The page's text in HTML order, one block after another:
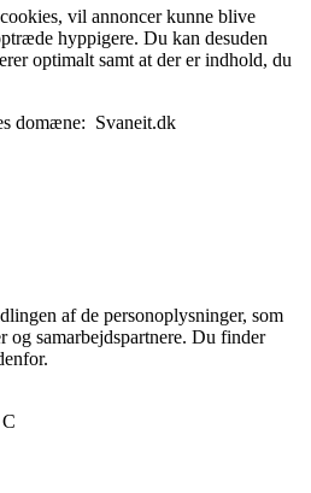
vil annoncer kunne blive
hyppigere. Du kan desuden
optimalt samt at der er indhold, du
domæne: Svaneit.dk
af de personoplysninger, som
og samarbejdspartnere. Du finder